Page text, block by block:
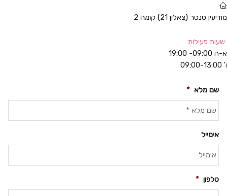
מודיעין סנטר (צאלון 21) קומה 2
שעות פעילות:
א-ה 09:00- 19:00
ו' 09:00-13:00
שם מלא *
אימייל
טלפון *